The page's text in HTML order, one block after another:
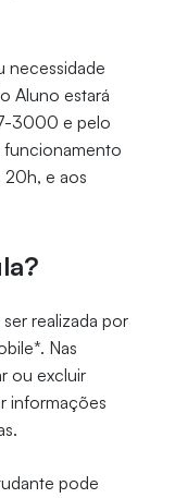
necessidade
Aluno estará
3000 e pelo
20h, e aos
realizada por
Nas
ou excluir
informações
pode